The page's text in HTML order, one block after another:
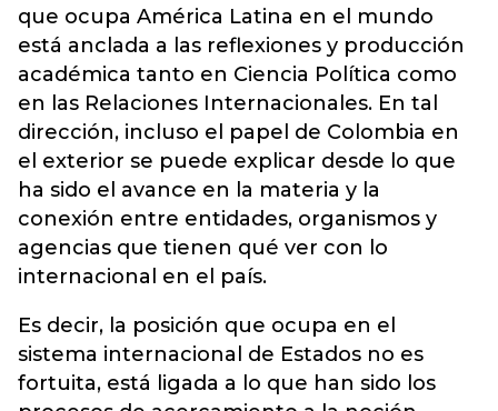
que ocupa América Latina en el mundo
está anclada a las reflexiones y producción
académica tanto en Ciencia Política como
en las Relaciones Internacionales. En tal
dirección, incluso el papel de Colombia en
el exterior se puede explicar desde lo que
ha sido el avance en la materia y la
conexión entre entidades, organismos y
agencias que tienen qué ver con lo
internacional en el país.
Es decir, la posición que ocupa en el
sistema internacional de Estados no es
fortuita, está ligada a lo que han sido los